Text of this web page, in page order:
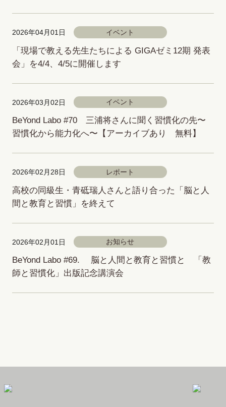
2026年04月01日 イベント
「現場で教える先生たちによる GIGAゼミ12期 発表
会」を4/4、4/5に開催します
2026年03月02日 イベント
BeYond Labo #70 三浦将さんに聞く習慣化の先〜
習慣化から能力化へ〜【アーカイブあり 無料】
2026年02月28日 レポート
高校の同級生・青砥瑞人さんと語り合った「脳と人
間と教育と習慣」を終えて
2026年02月01日 お知らせ
BeYond Labo #69. 脳と人間と教育と習慣と 「教
師と習慣化」出版記念講演会